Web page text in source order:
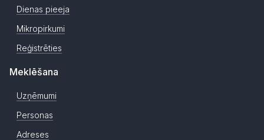
Dienas pieeja
Mikropirkumi
Reģistrēties
Meklēšana
Uzņēmumi
Personas
Adreses